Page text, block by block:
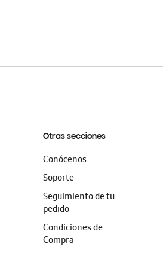
Otras secciones
Conócenos
Soporte
Seguimiento de tu
pedido
Condiciones de
Compra